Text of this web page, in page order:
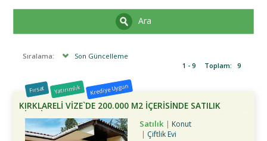
Ara
Sıralama:
Son Güncelleme
1 - 9
Toplam: 9
Fırsat Yatırımlık Krediye Uygun
KIRKLARELİ VİZE`DE 200.000 M2 İÇERİSİNDE SATILIK
ÇİFTLİK
Satılık
Konut
Çiftlik Evi